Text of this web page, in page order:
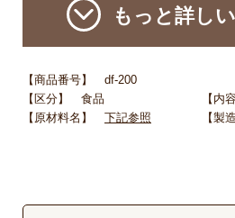
もっと詳し
【商品番号】 df-200
【区分】 食品
【内
【原材料名】 下記参照 【製